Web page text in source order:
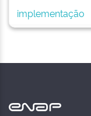
implementação